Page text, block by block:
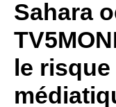
Sahara
le risque